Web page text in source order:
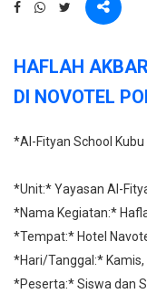
HAFLAH
DI NOVOTEL
*Al-Fityan School
*Unit:* Yayasan Al-
*Nama Kegiatan:*
*Tempat:* Hotel
*Hari/Tanggal:* Kamis,
*Peserta:* Siswa dan